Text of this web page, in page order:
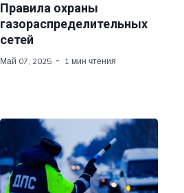
Правила охраны
газораспределительных
сетей
Май 07, 2025 1 мин чтения